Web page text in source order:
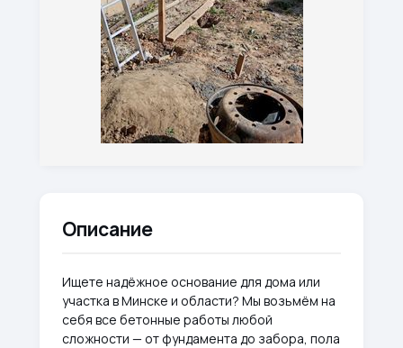
Описание
Ищете надёжное основание для дома или
участка в Минске и области? Мы возьмём на
себя все бетонные работы любой
сложности — от фундамента до забора, пола